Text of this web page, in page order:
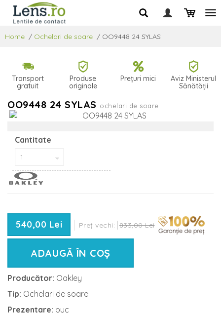
Home / Ochelari de soare / OO9448 24 SYLAS
Transport
gratuit
Produse
originale
Prețuri mici
Aviz Ministerul
Sănătății
OO9448 24 SYLAS ochelari de soare
Cantitate
540,00 Lei Preț vechi: 833,00 Lei
ADAUGĂ ÎN COȘ
Producător: Oakley
Tip: Ochelari de soare
Prezentare: buc